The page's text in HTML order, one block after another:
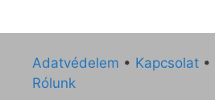
Adatvédelem • Kapcsolat •
Rólunk